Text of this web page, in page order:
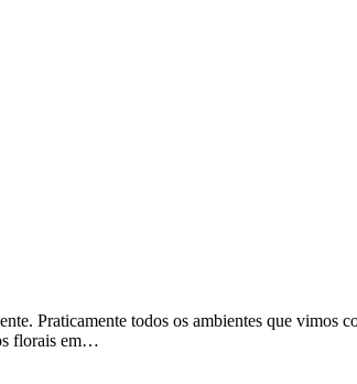
Praticamente todos os ambientes que vimos
florais em…